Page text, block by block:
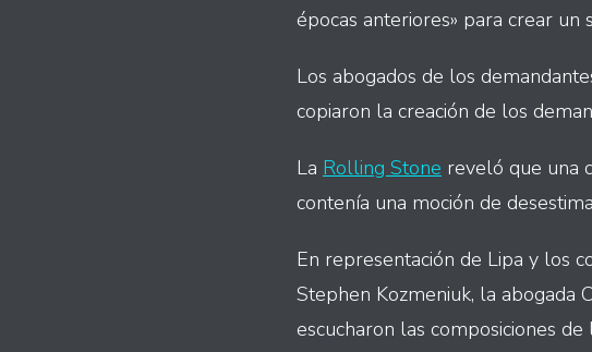
épocas anteriores» para crear un
Los abogados de los
copiaron la creación de los
La Rolling Stone reveló que una
contenía una moción de
En representación de Lipa y los
Stephen Kozmeniuk, la abogada
escucharon las composiciones de